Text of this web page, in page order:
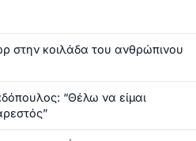
στην κοιλάδα του ανθρώπινου
“Θέλω να είμαι